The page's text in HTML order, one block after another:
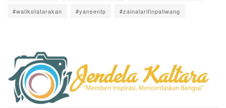
#walikotatarakan #yansentp #zainalarifinpaliwang